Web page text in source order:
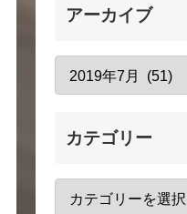
アーカイブ
カテゴリー